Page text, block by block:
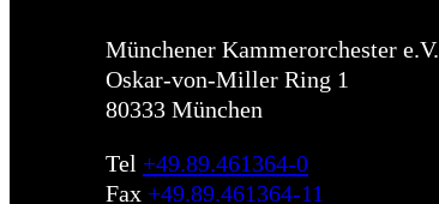
Münchener Kammerorchester e.V.
Oskar-von-Miller Ring 1
80333 München
Tel +49.89.461364-0
Fax +49.89.461364-11